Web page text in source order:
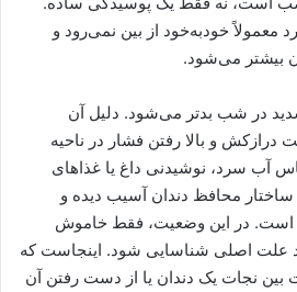
معمولاً خودبه‌خود از بین نمی‌رود و
بیشتر می‌شود.
در شب بدتر می‌شود. دلیل آن
درازکش و بالا رفتن فشار در ناحیه
آب سرد، نوشیدنی داغ یا غذاهای
محافظ دندان آسیب دیده و
است. در این وضعیت، فقط خاموش
علت اصلی شناسایی شود. اینجاست که
بین نجات یک دندان یا از دست رفتن آن